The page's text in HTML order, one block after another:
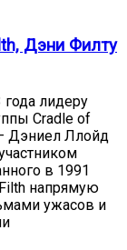
Дэни Филту
лидеру
Cradle of
Дэниел Ллойд
в 1991
напрямую
ужасов и